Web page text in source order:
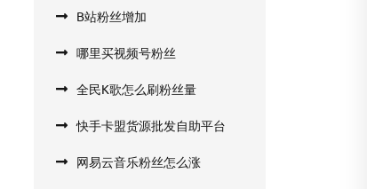
B站粉丝增加
哪里买视频号粉丝
全民K歌怎么刷粉丝量
快手卡盟货源批发自助平台
网易云音乐粉丝怎么涨